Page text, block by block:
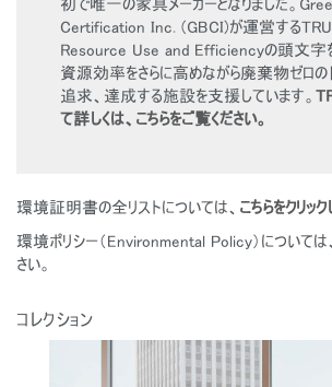
サインイン
初で唯一の家具メーカーとなりました。
Certification Inc. (GBCI)が運営する
Resource Use and Efficiencyの頭文字をと
資源効率をさらに高めながら廃棄物ゼロの
追求、達成する施設を支援しています。
て詳しくは、こちらをご覧ください。
環境証明書の全リストについては、 こちらをクリッ
環境ポリシー（Environmental Policy）については、
さい。
コレクション